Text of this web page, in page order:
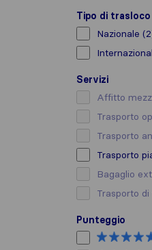
Tipo di trasloco
Nazionale
Servizi
Affitto
Trasporto
Trasporto
Trasporto
Bagaglio
Trasporto
Punteggio